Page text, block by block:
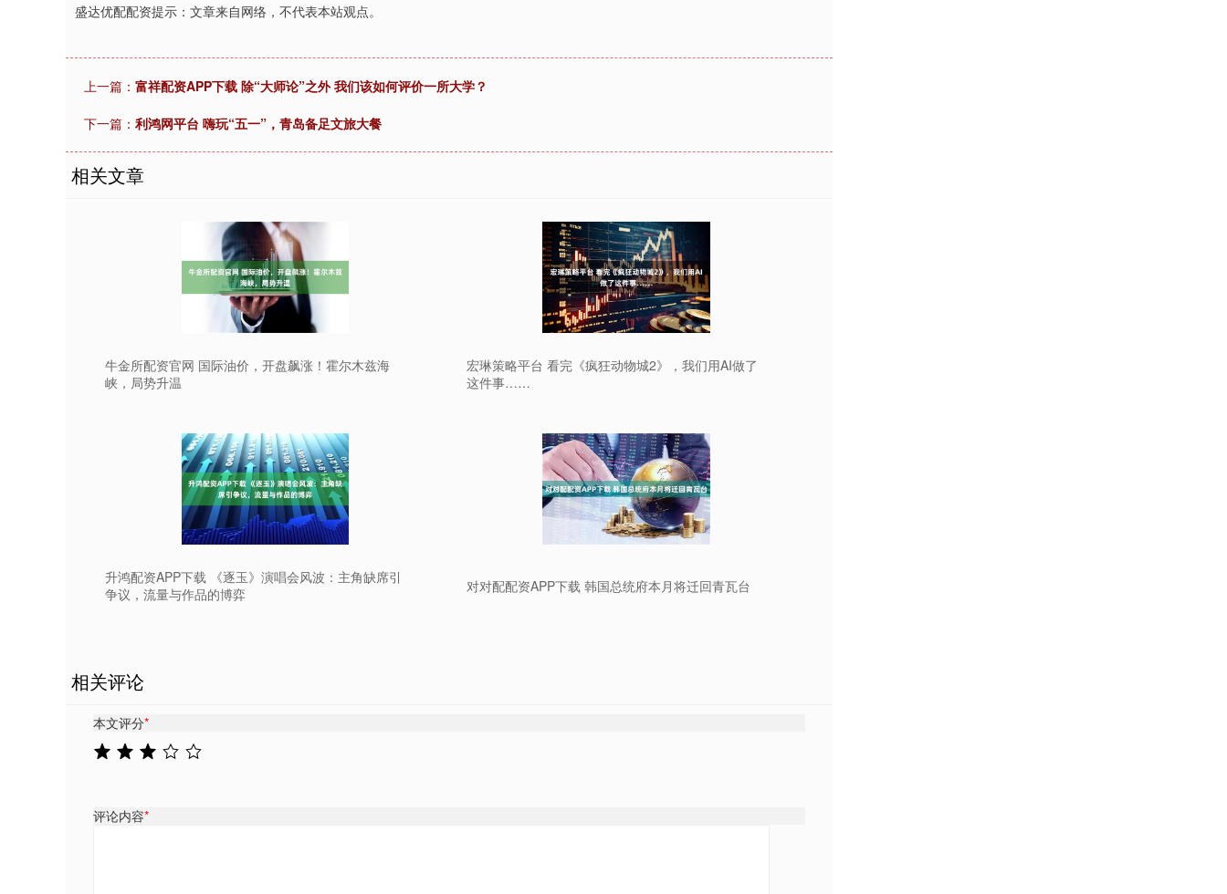
盛达优配配资提示：文章来自网络，不代表本站观点。
上一篇： 富祥配资APP下载 除“大师论”之外 我们该如何评价一所大学？
下一篇： 利鸿网平台 嗨玩“五一”，青岛备足文旅大餐
相关文章
牛金所配资官网 国际油价，开盘飙涨！霍尔木兹海
峡，局势升温
宏琳策略平台 看完《疯狂动物城2》，我们用AI做了
这件事……
升鸿配资APP下载 《逐玉》演唱会风波：主角缺席引
争议，流量与作品的博弈
对对配配资APP下载 韩国总统府本月将迁回青瓦台
相关评论
本文评分*
评论内容*